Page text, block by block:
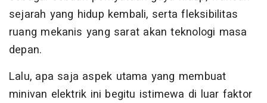
sejarah yang hidup kembali, serta fleksibilitas
ruang mekanis yang sarat akan teknologi masa
depan.
Lalu, apa saja aspek utama yang membuat
minivan elektrik ini begitu istimewa di luar faktor